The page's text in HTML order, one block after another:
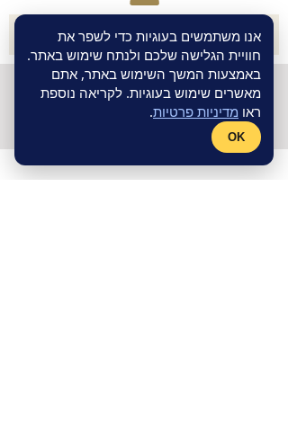
אנו משתמשים בעוגיות כדי לשפר את
חוויית הגלישה שלכם ולנתח שימוש באתר.
באמצעות המשך השימוש באתר, אתם
מאשרים שימוש בעוגיות. לקריאה נוספת
ראו מדיניות פרטיות.
OK
©חנות אינטרנטית- אתר תדמית Wix
Masterמקבוצת